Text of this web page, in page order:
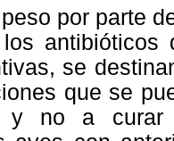
por parte
antibióticos
se
que se
y no a curar